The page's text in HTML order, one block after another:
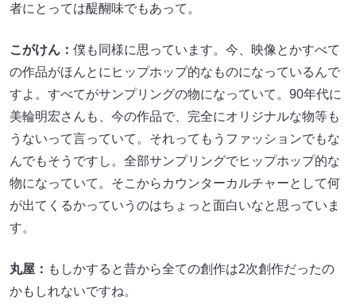
者にとっては醍醐味でもあって。
こがけん： 僕も同様に思っています。今、映像とかすべて
の作品がほんとにヒップホップ的なものになっているんで
すよ。すべてがサンプリングの物になっていて。90年代に
美輪明宏さんも、今の作品で、完全にオリジナルな物等も
うないって言っていて。それってもうファッションでもな
んでもそうですし。全部サンプリングでヒップホップ的な
物になっていて。そこからカウンターカルチャーとして何
が出てくるかっていうのはちょっと面白いなと思っていま
す。
丸屋： もしかすると昔から全ての創作は2次創作だったの
かもしれないですね。